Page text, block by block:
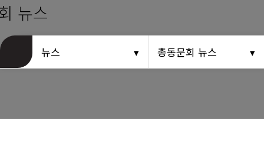
장학재단 안내
동문회관 오시는길
뉴스
뉴스 총동문회 뉴스